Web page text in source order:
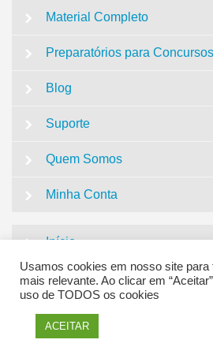
Material Completo
Preparatórios para Concursos
Blog
Suporte
Quem Somos
Minha Conta
Início
Simulados
Material Completo
Usamos cookies em nosso site para
mais relevante. Ao clicar em
uso de TODOS os cookies
ACEITAR